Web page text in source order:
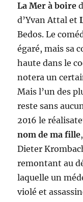
La Mer à boire
d’Yvan Attal et
Bedos. Le
égaré, mais sa
haute dans le
notera un
Mais l’un des
reste sans
2016 le
nom de ma fille
Dieter
remontant au
laquelle un
violé et